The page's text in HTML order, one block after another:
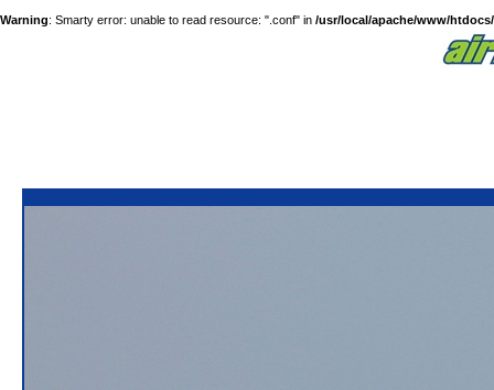
Warning: Smarty error: unable to read resource: ".conf" in /usr/local/apache/www/